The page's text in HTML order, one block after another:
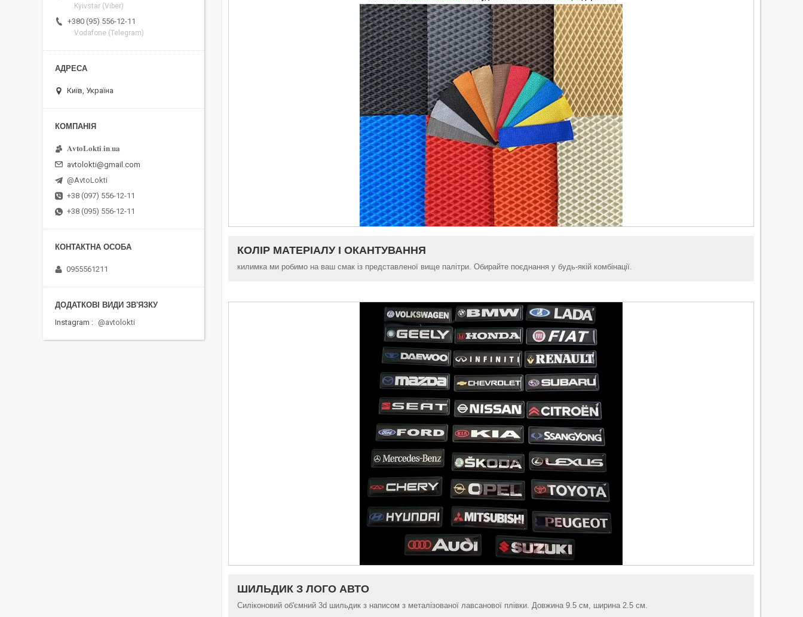
КОЛІР МАТЕРІАЛУ І ОКАНТУВАННЯ
килимка ми робимо на ваш смак із представленої вище палітри. Обирайте поєднання у будь-якій комбінації.
ШИЛЬДИК З ЛОГО АВТО
Силіконовий об'ємний 3d шильдик з написом з металізованої лавсанової плівки. Довжина 9.5 см, ширина 2.5 см.
Kyivstar (Viber)
+380 (95) 556-12-11
Vodafone (Telegram)
Київ, Україна
𝐀𝐯𝐭𝐨𝐋𝐨𝐤𝐭𝐢.𝐢𝐧.𝐮𝐚
avtolokti@gmail.com
@AvtoLokti
+38 (097) 556-12-11
+38 (095) 556-12-11
0955561211
Instagram @avtolokti